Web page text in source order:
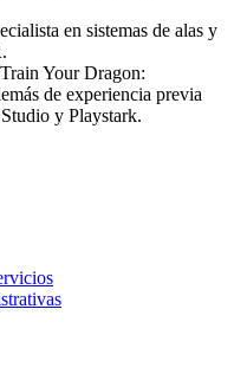
en sistemas de alas y
Your Dragon:
de experiencia previa
y Playstark.